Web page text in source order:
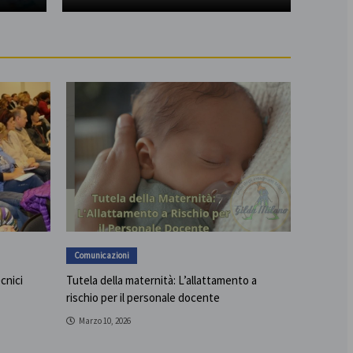
Comunicazioni
Tutela della maternità: L’allattamento a
rischio per il personale docente
Marzo 10, 2026